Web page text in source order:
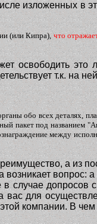
изложенных в
(или Кипра), что
освободить это
т.к. на
обо всех деталях,
пакет под названием
между
а из
возникает
случае допросов
для
компании. В